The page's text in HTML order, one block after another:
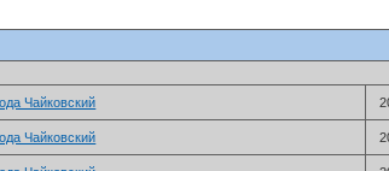
Чайковский
Чайковский